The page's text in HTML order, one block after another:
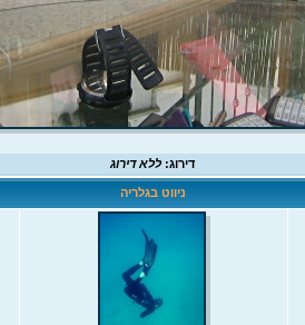
דירוג:ללא דירוג
ניווט בגלריה